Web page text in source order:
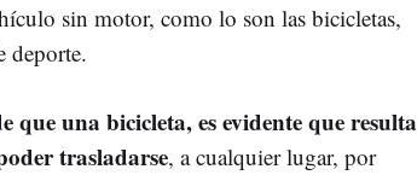
sin motor, como lo son las bicicletas,
deporte.
que una bicicleta, es evidente que resulta
trasladarse, a cualquier lugar, por